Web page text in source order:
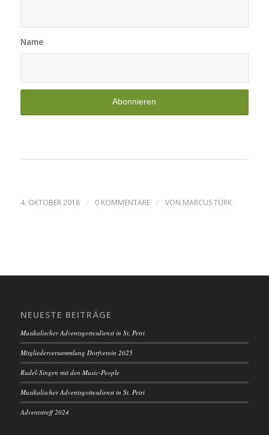
Name
4. OKTOBER 2018 / 0 KOMMENTARE / VON MARCUS TÜRK
NEUESTE BEITRÄGE
Musikalischer Adventsgottesdienst in St. Petri
Mitgliederversammlung Dorfverein 2025
Rudel-Singen mit den Music-People
Musikalischer Adventsgottesdienst in St. Petri
Adventstreff 2024